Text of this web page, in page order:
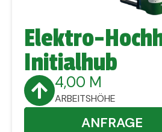
Elektro-
Initialhub
4,00 M
ARBEITSHÖHE
ANFRAGE